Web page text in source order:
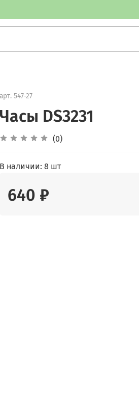
арт. 547-27
Часы DS3231
(0)
В наличии: 8 шт
640 ₽